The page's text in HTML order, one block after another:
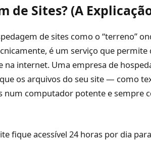
de Sites? (A
de sites como o “terreno”
é um serviço que permite
internet. Uma empresa de
os arquivos do seu site — como
computador potente e sempre
fique acessível 24 horas por dia